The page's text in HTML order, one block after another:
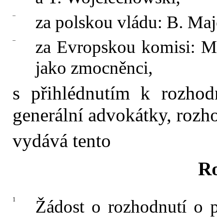
– za polskou vládu: B.
–
za Evropskou komisi:
jako zmocněnci,
s přihlédnutím k
generální advokátky,
vydává tento
1
Žádost o rozhodnutí o